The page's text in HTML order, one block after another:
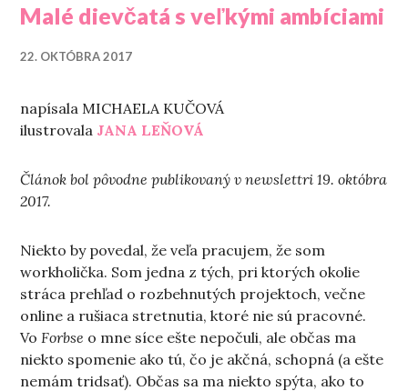
Malé dievčatá s veľkými ambíciami
22. OKTÓBRA 2017
napísala MICHAELA KUČOVÁ
ilustrovala JANA LEŇOVÁ
Článok bol pôvodne publikovaný v newslettri 19. októbra
2017.
Niekto by povedal, že veľa pracujem, že som
workholička. Som jedna z tých, pri ktorých okolie
stráca prehľad o rozbehnutých projektoch, večne
online a rušiaca stretnutia, ktoré nie sú pracovné.
Vo Forbse o mne síce ešte nepočuli, ale občas ma
niekto spomenie ako tú, čo je akčná, schopná (a ešte
nemám tridsať). Občas sa ma niekto spýta, ako to